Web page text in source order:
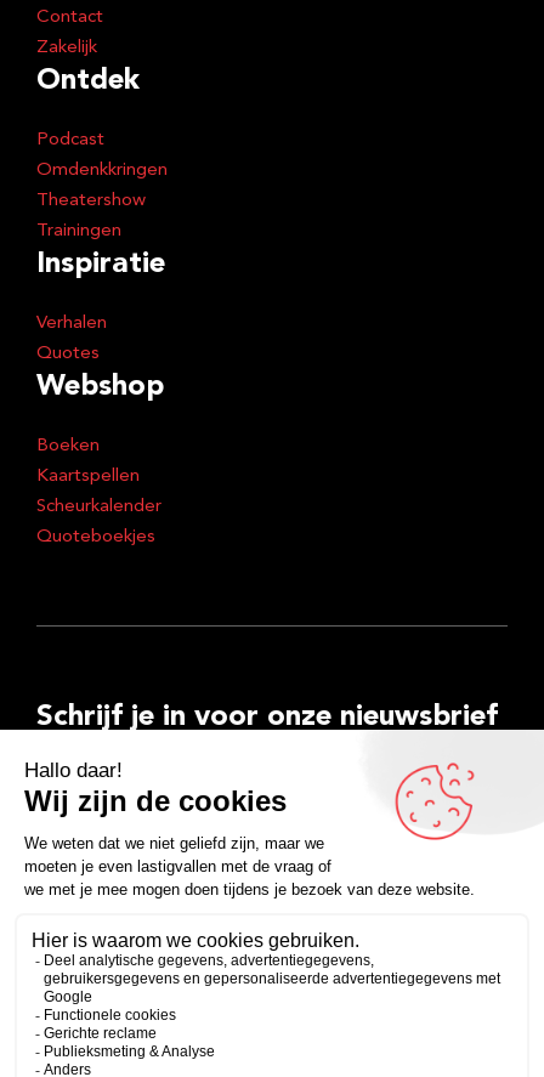
Contact
Zakelijk
Ontdek
Podcast
Omdenkkringen
Theatershow
Trainingen
Inspiratie
Verhalen
Quotes
Webshop
Boeken
Kaartspellen
Scheurkalender
Quoteboekjes
Schrijf je in voor onze nieuwsbrief
E-
mailadres
Inschrijven
FacebookInstagramLinkedInYouTubeSpotify
Copyright 2026